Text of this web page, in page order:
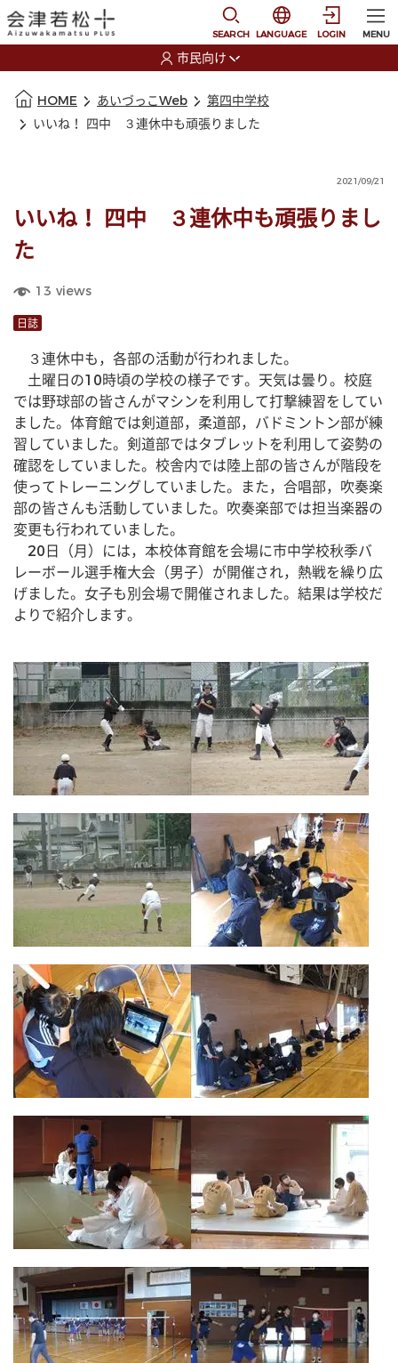
SEARCH
選択すると言語の切
LANGUAGE LOGIN MENU
市民向け
HOME あいづっこWeb
第四中学校
いいね！ 四中 ３連休中も頑張りました
2021/09/21
いいね！ 四中 ３連休中も頑張りまし
た
13 views
日誌
３連休中も，各部の活動が行われました。
土曜日の10時頃の学校の様子です。天気は曇り。校庭
では野球部の皆さんがマシンを利用して打撃練習をしてい
ました。体育館では剣道部，柔道部，バドミントン部が練
習していました。剣道部ではタブレットを利用して姿勢の
確認をしていました。校舎内では陸上部の皆さんが階段を
使ってトレーニングしていました。また，合唱部，吹奏楽
部の皆さんも活動していました。吹奏楽部では担当楽器の
変更も行われていました。
20日（月）には，本校体育館を会場に市中学校秋季バ
レーボール選手権大会（男子）が開催され，熱戦を繰り広
げました。女子も別会場で開催されました。結果は学校だ
よりで紹介します。